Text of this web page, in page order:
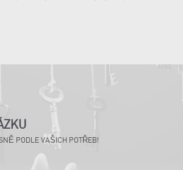
PODLE VAŠICH POTŘEB!